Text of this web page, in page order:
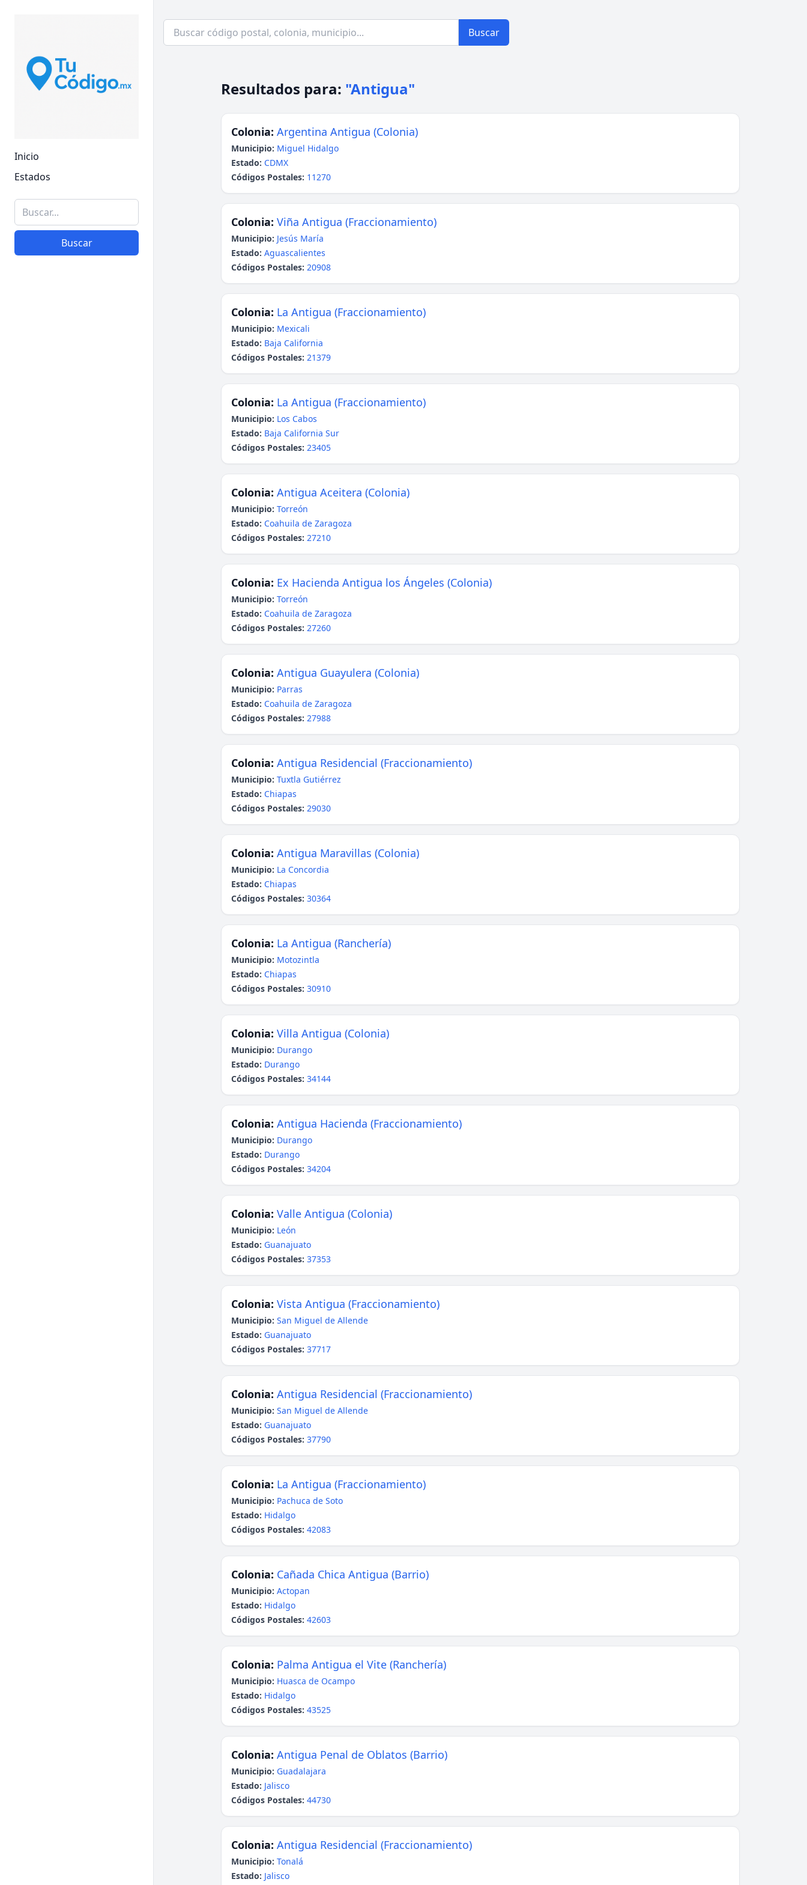
Inicio
Estados
Buscar
Buscar
Resultados para: "Antigua"
Colonia: Argentina Antigua (Colonia)
Municipio: Miguel Hidalgo
Estado: CDMX
Códigos Postales: 11270
Colonia: Viña Antigua (Fraccionamiento)
Municipio: Jesús María
Estado: Aguascalientes
Códigos Postales: 20908
Colonia: La Antigua (Fraccionamiento)
Municipio: Mexicali
Estado: Baja California
Códigos Postales: 21379
Colonia: La Antigua (Fraccionamiento)
Municipio: Los Cabos
Estado: Baja California Sur
Códigos Postales: 23405
Colonia: Antigua Aceitera (Colonia)
Municipio: Torreón
Estado: Coahuila de Zaragoza
Códigos Postales: 27210
Colonia: Ex Hacienda Antigua los Ángeles (Colonia)
Municipio: Torreón
Estado: Coahuila de Zaragoza
Códigos Postales: 27260
Colonia: Antigua Guayulera (Colonia)
Municipio: Parras
Estado: Coahuila de Zaragoza
Códigos Postales: 27988
Colonia: Antigua Residencial (Fraccionamiento)
Municipio: Tuxtla Gutiérrez
Estado: Chiapas
Códigos Postales: 29030
Colonia: Antigua Maravillas (Colonia)
Municipio: La Concordia
Estado: Chiapas
Códigos Postales: 30364
Colonia: La Antigua (Ranchería)
Municipio: Motozintla
Estado: Chiapas
Códigos Postales: 30910
Colonia: Villa Antigua (Colonia)
Municipio: Durango
Estado: Durango
Códigos Postales: 34144
Colonia: Antigua Hacienda (Fraccionamiento)
Municipio: Durango
Estado: Durango
Códigos Postales: 34204
Colonia: Valle Antigua (Colonia)
Municipio: León
Estado: Guanajuato
Códigos Postales: 37353
Colonia: Vista Antigua (Fraccionamiento)
Municipio: San Miguel de Allende
Estado: Guanajuato
Códigos Postales: 37717
Colonia: Antigua Residencial (Fraccionamiento)
Municipio: San Miguel de Allende
Estado: Guanajuato
Códigos Postales: 37790
Colonia: La Antigua (Fraccionamiento)
Municipio: Pachuca de Soto
Estado: Hidalgo
Códigos Postales: 42083
Colonia: Cañada Chica Antigua (Barrio)
Municipio: Actopan
Estado: Hidalgo
Códigos Postales: 42603
Colonia: Palma Antigua el Vite (Ranchería)
Municipio: Huasca de Ocampo
Estado: Hidalgo
Códigos Postales: 43525
Colonia: Antigua Penal de Oblatos (Barrio)
Municipio: Guadalajara
Estado: Jalisco
Códigos Postales: 44730
Colonia: Antigua Residencial (Fraccionamiento)
Municipio: Tonalá
Estado: Jalisco